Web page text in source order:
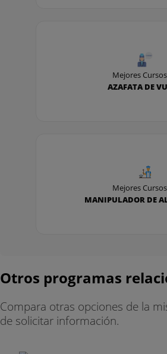
Mejores
AZAFATA DE
Mejores
MANIPULADOR DE
Otros programas
Compara otras opciones de la
de solicitar información.